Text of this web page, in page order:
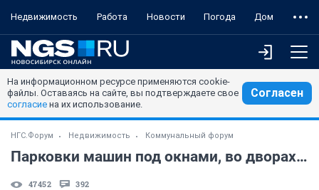
Недвижимость Работа Новости Погода Дом
На информационном ресурсе применяются cookie-
файлы. Оставаясь на сайте, вы подтверждаете свое
согласие на их использование.
Согласен
НГС.Форум Недвижимость Коммунальный форум
Парковки машин под окнами, во дворах, на газонах
47452 392